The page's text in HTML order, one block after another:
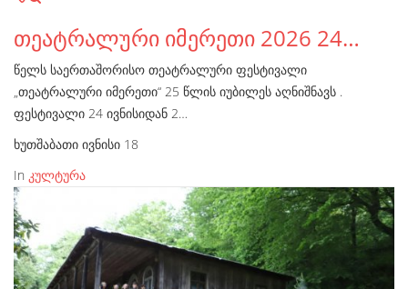
თეატრალური იმერეთი 2026 24…
წელს საერთაშორისო თეატრალური ფესტივალი
„თეატრალური იმერეთი“ 25 წლის იუბილეს აღნიშნავს .
ფესტივალი 24 ივნისიდან 2…
ხუთშაბათი ივნისი 18
In კულტურა